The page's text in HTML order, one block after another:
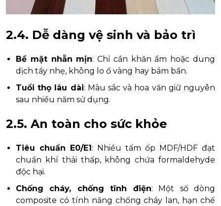
2.4. Dễ dàng vệ sinh và bảo trì
Bề mặt nhẵn mịn: Chỉ cần khăn ẩm hoặc dung
dịch tẩy nhẹ, không lo ố vàng hay bám bẩn.
Tuổi thọ lâu dài: Màu sắc và hoa văn giữ nguyên
sau nhiều năm sử dụng.
2.5. An toàn cho sức khỏe
Tiêu chuẩn E0/E1: Nhiều tấm ốp MDF/HDF đạt
chuẩn khí thải thấp, không chứa formaldehyde
độc hại.
Chống cháy, chống tĩnh điện: Một số dòng
composite có tính năng chống cháy lan, hạn chế